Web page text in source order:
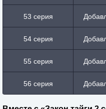
53 серия
54 серия
55 серия
56 серия